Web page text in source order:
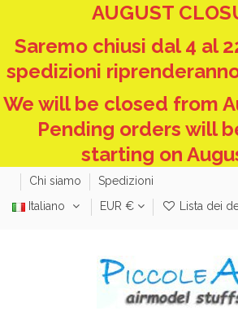
AUGUST
Saremo chiusi dal 4 al
spedizioni
We will be closed from
Pending orders will
starting on
Chi siamo
Spedizioni
Italiano
EUR € Lista dei